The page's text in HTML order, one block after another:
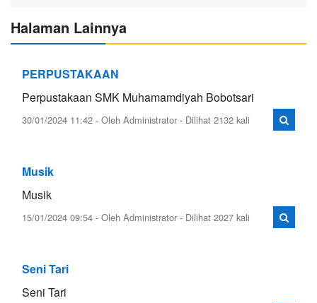
Halaman Lainnya
PERPUSTAKAAN
Perpustakaan SMK Muhamamdiyah Bobotsari
30/01/2024 11:42 - Oleh Administrator - Dilihat 2132 kali
Musik
Musik
15/01/2024 09:54 - Oleh Administrator - Dilihat 2027 kali
Seni Tari
Seni Tari